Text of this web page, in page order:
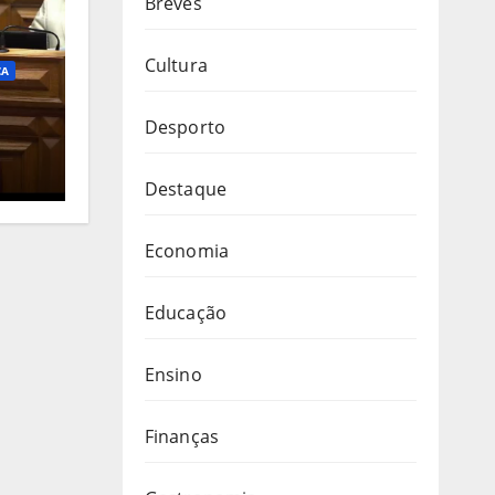
Cultura
Desporto
Destaque
Economia
Educação
Ensino
Finanças